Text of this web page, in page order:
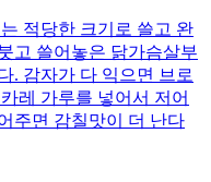
적당한 크기로 쓸고 완
고 쓸어놓은 닭가슴살부
. 감자가 다 익으면 브로
레 가루를 넣어서 저어
주면 감칠맛이 더 난다